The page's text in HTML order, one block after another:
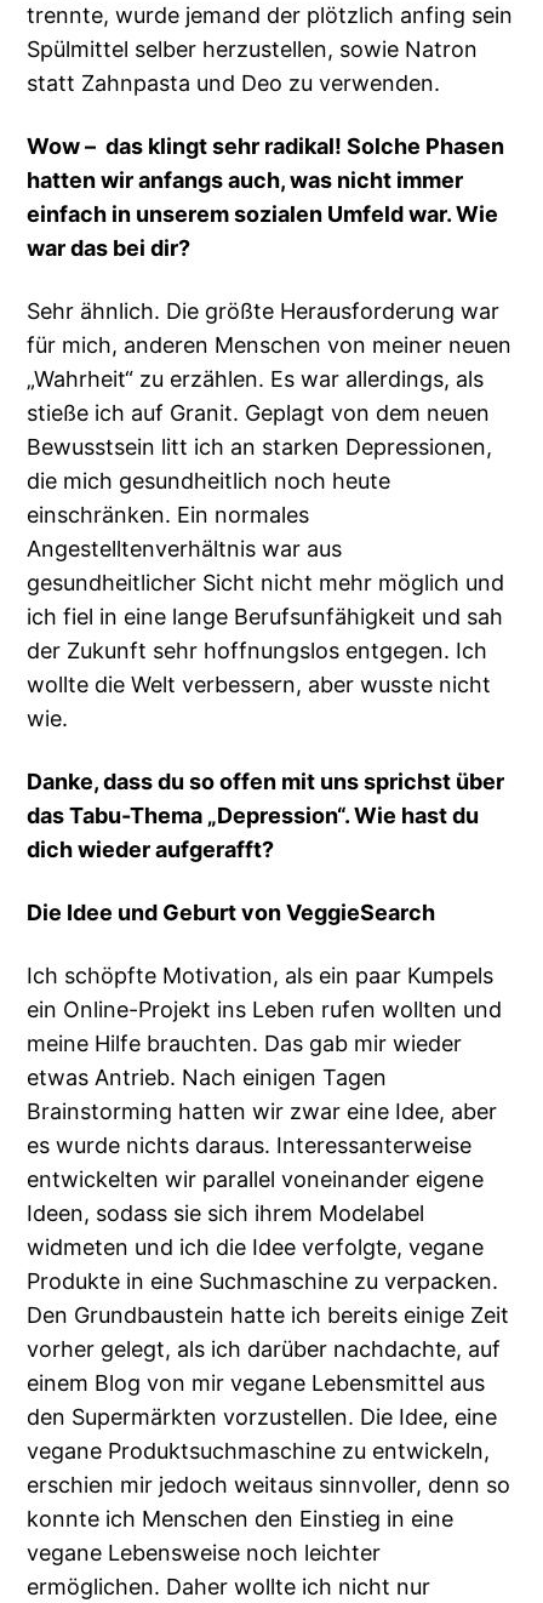
trennte, wurde jemand der plötzlich anfing sein
Spülmittel selber herzustellen, sowie Natron
statt Zahnpasta und Deo zu verwenden.
Wow – das klingt sehr radikal! Solche Phasen
hatten wir anfangs auch, was nicht immer
einfach in unserem sozialen Umfeld war. Wie
war das bei dir?
Sehr ähnlich. Die größte Herausforderung war
für mich, anderen Menschen von meiner neuen
„Wahrheit“ zu erzählen. Es war allerdings, als
stieße ich auf Granit. Geplagt von dem neuen
Bewusstsein litt ich an starken Depressionen,
die mich gesundheitlich noch heute
einschränken. Ein normales
Angestelltenverhältnis war aus
gesundheitlicher Sicht nicht mehr möglich und
ich fiel in eine lange Berufsunfähigkeit und sah
der Zukunft sehr hoffnungslos entgegen. Ich
wollte die Welt verbessern, aber wusste nicht
wie.
Danke, dass du so offen mit uns sprichst über
das Tabu-Thema „Depression“. Wie hast du
dich wieder aufgerafft?
Die Idee und Geburt von VeggieSearch
Ich schöpfte Motivation, als ein paar Kumpels
ein Online-Projekt ins Leben rufen wollten und
meine Hilfe brauchten. Das gab mir wieder
etwas Antrieb. Nach einigen Tagen
Brainstorming hatten wir zwar eine Idee, aber
es wurde nichts daraus. Interessanterweise
entwickelten wir parallel voneinander eigene
Ideen, sodass sie sich ihrem Modelabel
widmeten und ich die Idee verfolgte, vegane
Produkte in eine Suchmaschine zu verpacken.
Den Grundbaustein hatte ich bereits einige Zeit
vorher gelegt, als ich darüber nachdachte, auf
einem Blog von mir vegane Lebensmittel aus
den Supermärkten vorzustellen. Die Idee, eine
vegane Produktsuchmaschine zu entwickeln,
erschien mir jedoch weitaus sinnvoller, denn so
konnte ich Menschen den Einstieg in eine
vegane Lebensweise noch leichter
ermöglichen. Daher wollte ich nicht nur